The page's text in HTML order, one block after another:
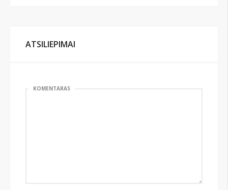
ATSILIEPIMAI
KOMENTARAS